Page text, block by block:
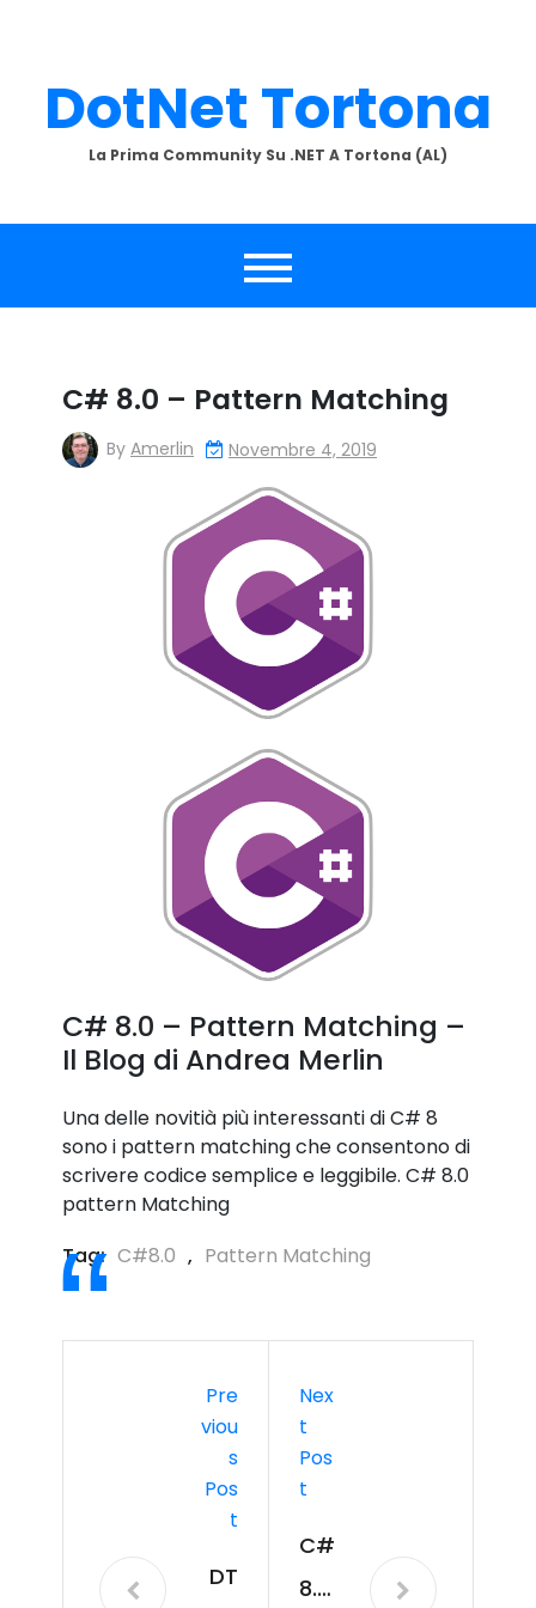
DotNet Tortona
La Prima Community Su .NET A Tortona (AL)
C# 8.0 – Pattern Matching
By Amerlin Novembre 4, 2019
C# 8.0 – Pattern Matching –
Il Blog di Andrea Merlin
Una delle novitià più interessanti di C# 8
sono i pattern matching che consentono di
scrivere codice semplice e leggibile. C# 8.0
pattern Matching
Tag: C#8.0 , Pattern Matching
Pre
Viou
S
Pos
T
DT
Nex
T
Pos
T
C#
8.0